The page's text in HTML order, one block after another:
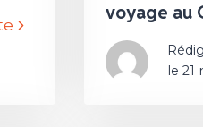
voyage au
le 21